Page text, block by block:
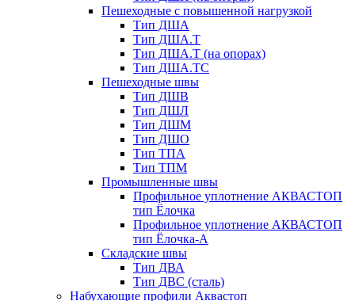
Пешеходные с повышенной нагрузкой
Тип ДША
Тип ДША.Т
Тип ДША.Т (на опорах)
Тип ДША.ТС
Пешеходные швы
Тип ДШВ
Тип ДШЛ
Тип ДШМ
Тип ДШО
Тип ТПА
Тип ТПМ
Промышленные швы
Профильное уплотнение АКВАСТОП
тип Ёлочка
Профильное уплотнение АКВАСТОП
тип Ёлочка-А
Складские швы
Тип ДВА
Тип ДВС (сталь)
Набухающие профили Аквастоп